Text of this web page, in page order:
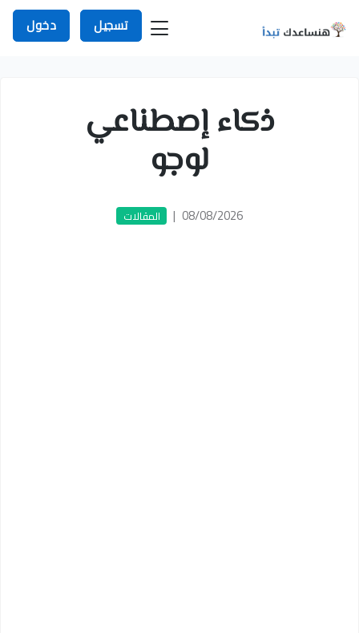
تسجيل دخول
ذكاء إصطناعي
لوجو
08/08/2026
| المقالات